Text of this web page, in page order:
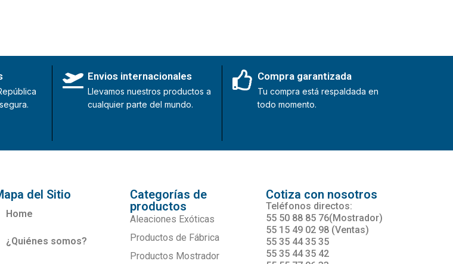
Envios internacionales
Llevamos nuestros productos a
cualquier parte del mundo.
Compra garantizada
Tu compra está respaldada en
todo momento.
del Sitio
Home
¿Quiénes somos?
Categorías de
productos
Aleaciones Exóticas
Productos de Fábrica
Productos Mostrador
Cotiza con nosotros
Teléfonos directos:
55 50 88 85 76(Mostrador)
55 15 49 02 98 (Ventas)
55 35 44 35 35
55 35 44 35 42